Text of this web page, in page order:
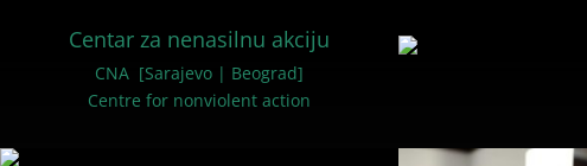
Centar za nenasilnu akciju
CNA [Sarajevo | Beograd]
Centre for nonviolent action